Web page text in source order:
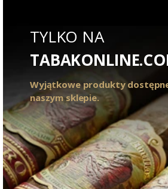
TYLKO NA
Wyjątkowe produkty
naszym sklepie.